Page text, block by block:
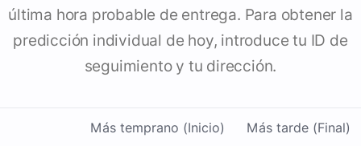
última hora probable de entrega. Para obtener la
predicción individual de hoy, introduce tu ID de
seguimiento y tu dirección.
Más temprano (Inicio) Más tarde (Final)